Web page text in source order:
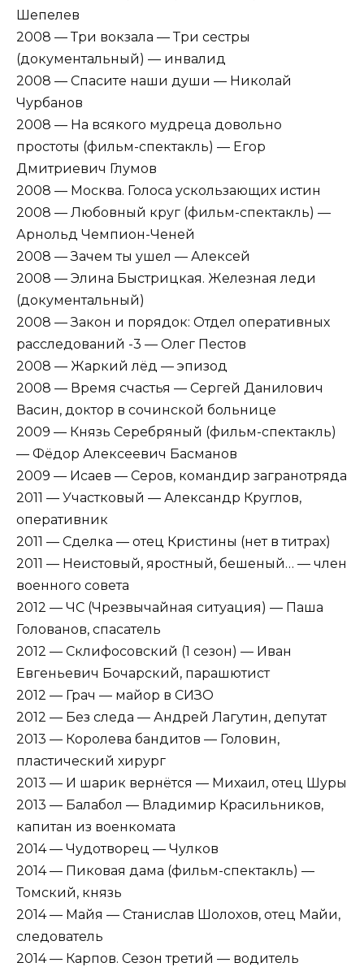
Шепелев
2008 — Три вокзала — Три сестры
(документальный) — инвалид
2008 — Спасите наши души — Николай
Чурбанов
2008 — На всякого мудреца довольно
простоты (фильм-спектакль) — Егор
Дмитриевич Глумов
2008 — Москва. Голоса ускользающих истин
2008 — Любовный круг (фильм-спектакль) —
Арнольд Чемпион-Ченей
2008 — Зачем ты ушел — Алексей
2008 — Элина Быстрицкая. Железная леди
(документальный)
2008 — Закон и порядок: Отдел оперативных
расследований -3 — Олег Пестов
2008 — Жаркий лёд — эпизод
2008 — Время счастья — Сергей Данилович
Васин, доктор в сочинской больнице
2009 — Князь Серебряный (фильм-спектакль)
— Фёдор Алексеевич Басманов
2009 — Исаев — Серов, командир загранотряда
2011 — Участковый — Александр Круглов,
оперативник
2011 — Сделка — отец Кристины (нет в титрах)
2011 — Неистовый, яростный, бешеный… — член
военного совета
2012 — ЧС (Чрезвычайная ситуация) — Паша
Голованов, спасатель
2012 — Склифосовский (1 сезон) — Иван
Евгеньевич Бочарский, парашютист
2012 — Грач — майор в СИЗО
2012 — Без следа — Андрей Лагутин, депутат
2013 — Королева бандитов — Головин,
пластический хирург
2013 — И шарик вернётся — Михаил, отец Шуры
2013 — Балабол — Владимир Красильников,
капитан из военкомата
2014 — Чудотворец — Чулков
2014 — Пиковая дама (фильм-спектакль) —
Томский, князь
2014 — Майя — Станислав Шолохов, отец Майи,
следователь
2014 — Карпов. Сезон третий — водитель